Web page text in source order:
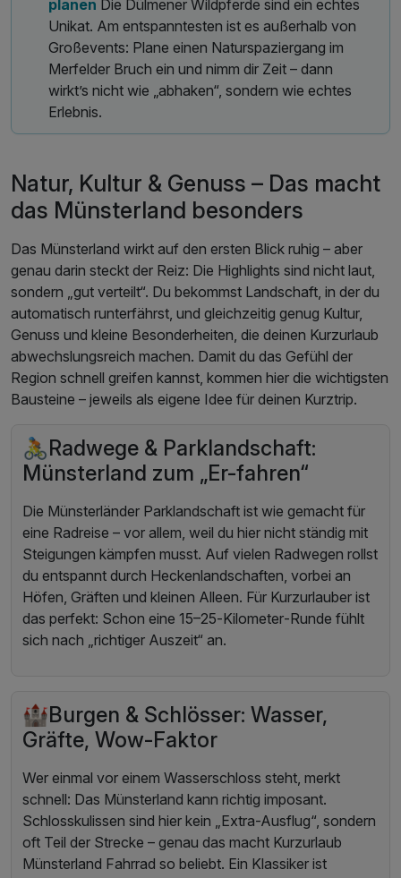
planen Die Dülmener Wildpferde sind ein echtes
Unikat. Am entspanntesten ist es außerhalb von
Großevents: Plane einen Naturspaziergang im
Merfelder Bruch ein und nimm dir Zeit – dann
wirkt’s nicht wie „abhaken“, sondern wie echtes
Erlebnis.
Natur, Kultur & Genuss – Das macht
das Münsterland besonders
Das Münsterland wirkt auf den ersten Blick ruhig – aber
genau darin steckt der Reiz: Die Highlights sind nicht laut,
sondern „gut verteilt“. Du bekommst Landschaft, in der du
automatisch runterfährst, und gleichzeitig genug Kultur,
Genuss und kleine Besonderheiten, die deinen Kurzurlaub
abwechslungsreich machen. Damit du das Gefühl der
Region schnell greifen kannst, kommen hier die wichtigsten
Bausteine – jeweils als eigene Idee für deinen Kurztrip.
🚴Radwege & Parklandschaft:
Münsterland zum „Er-fahren“
Die Münsterländer Parklandschaft ist wie gemacht für
eine Radreise – vor allem, weil du hier nicht ständig mit
Steigungen kämpfen musst. Auf vielen Radwegen rollst
du entspannt durch Heckenlandschaften, vorbei an
Höfen, Gräften und kleinen Alleen. Für Kurzurlauber ist
das perfekt: Schon eine 15–25‑Kilometer‑Runde fühlt
sich nach „richtiger Auszeit“ an.
🏰Burgen & Schlösser: Wasser,
Gräfte, Wow-Faktor
Wer einmal vor einem Wasserschloss steht, merkt
schnell: Das Münsterland kann richtig imposant.
Schlosskulissen sind hier kein „Extra-Ausflug“, sondern
oft Teil der Strecke – genau das macht Kurzurlaub
Münsterland Fahrrad so beliebt. Ein Klassiker ist